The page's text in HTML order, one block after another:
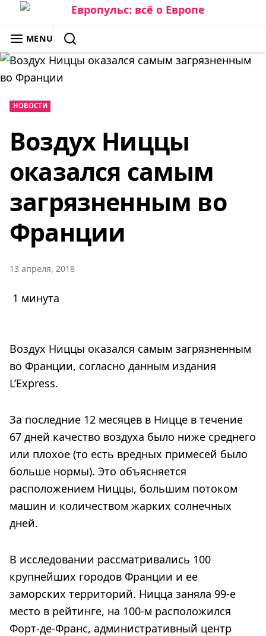
Skip
to
content
ЕВРОПУЛЬС: ВСЁ О ЕВРОПЕ
MENU
SEARCH
НОВОСТИ
Воздух Ниццы
оказался самым
загрязненным во
Франции
13 апреля, 2018
1 минута
Воздух Ниццы оказался самым загрязненным
во Франции, согласно данным издания
L’Express.
За последние 12 месяцев в Ницце в течение
67 дней качество воздуха было ниже среднего
или плохое (то есть вредных примесей было
больше нормы). Это объясняется
расположением Ниццы, большим потоком
машин и количеством жарких солнечных
дней.
В исследовании рассматривались 100
крупнейших городов Франции и ее
заморских территорий. Ницца заняла 99-е
место в рейтинге, на 100-м расположился
Форт-де-Франс, административный центр